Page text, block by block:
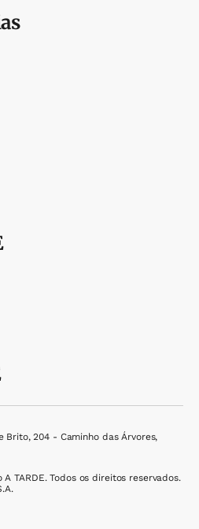
Brito, 204 - Caminho das Árvores,
TARDE. Todos os direitos reservados.